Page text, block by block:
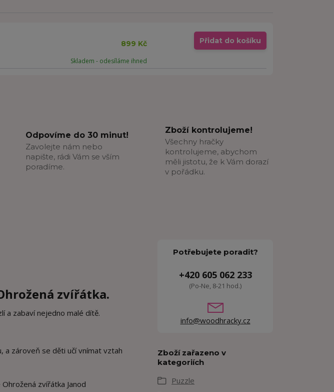
899 Kč
Skladem - odesíláme ihned
Přidat do košíku
Odpovíme do 30 minut!
Zavolejte nám nebo
napište, rádi Vám se vším
poradíme.
Zboží kontrolujeme!
Všechny hračky
kontrolujeme, abychom
měli jistotu, že k Vám dorazí
v pořádku.
zvířátka.
a zabaví nejedno malé dítě.
a zároveň se děti učí vnímat vztah
Potřebujete poradit?
+420 605 062 233
(Po-Ne, 8-21 hod.)
info@woodhracky.cz
Zboží zařazeno v
kategoriích
Puzzle